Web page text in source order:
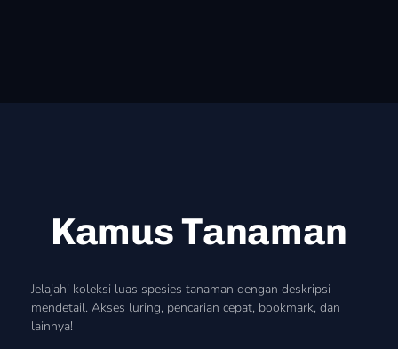
Kamus Tanaman
Jelajahi koleksi luas spesies tanaman dengan deskripsi
mendetail. Akses luring, pencarian cepat, bookmark, dan
lainnya!